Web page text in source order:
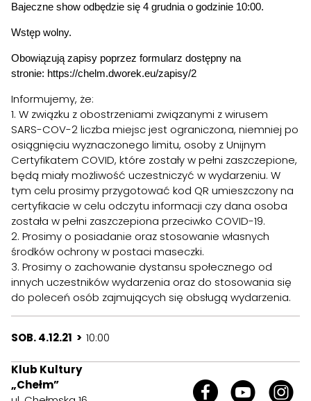
Bajeczne show odbędzie się 4 grudnia o godzinie 10:00.
Wstęp wolny.
Obowiązują zapisy poprzez formularz dostępny na
stronie: https://chelm.dworek.eu/zapisy/2
Informujemy, że:
1. W związku z obostrzeniami związanymi z wirusem
SARS-COV-2 liczba miejsc jest ograniczona, niemniej po
osiągnięciu wyznaczonego limitu, osoby z Unijnym
Certyfikatem COVID, które zostały w pełni zaszczepione,
będą miały możliwość uczestniczyć w wydarzeniu. W
tym celu prosimy przygotować kod QR umieszczony na
certyfikacie w celu odczytu informacji czy dana osoba
została w pełni zaszczepiona przeciwko COVID-19.
2. Prosimy o posiadanie oraz stosowanie własnych
środków ochrony w postaci maseczki.
3. Prosimy o zachowanie dystansu społecznego od
innych uczestników wydarzenia oraz do stosowania się
do poleceń osób zajmujących się obsługą wydarzenia.
SOB. 4.12.21 > 10:00
Klub Kultury
„Chełm”